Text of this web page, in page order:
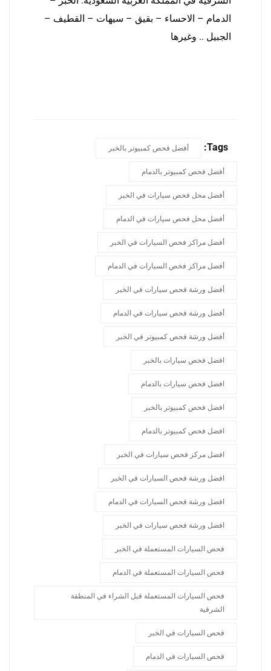
الدمام – الاحساء – بقيق – سيهات – القطيف –
الجبيل .. وغيرها
Tags: أفضل فحص كمبيوتر بالخبر
أفضل فحص كمبيوتر بالدمام
أفضل محل فحص سيارات في الخبر
أفضل محل فحص سيارات في الدمام
أفضل مراكز فحص السيارات في الخبر
أفضل مراكز فخص السيارات في الدمام
أفضل ورشة فحص سيارات في الخبر
أفضل ورشة فحص سيارات في الدمام
أفضل ورشة فحص كمبيوتر في الخبر
افضل فحص سيارات بالخبر
افضل فحص سيارات بالدمام
افضل فحص كمبيوتر بالخبر
افضل فحص كمبيوتر بالدمام
افضل مركز فحص سيارات في الخبر
افضل ورشة فحص السيارات في الخبر
افضل ورشة فحص السيارات في الدمام
افضل ورشة فحص سيارات في الخبر
فحص السيارات المستعملة في الخبر
فحص السيارات المستعملة في الدمام
فحص السيارات المستعملة قبل الشراء في المنطقة
الشرقية
فحص السيارات في الخبر
فحص السيارات في الدمام